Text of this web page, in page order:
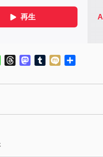
Line ThreadsMastodon
TumblrMixi